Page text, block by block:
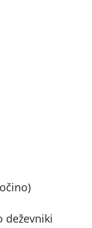
deževniki